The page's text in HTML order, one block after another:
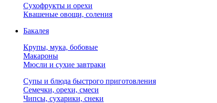
Сухофрукты и орехи
Квашеные овощи, соления
Бакалея
Крупы, мука, бобовые
Макароны
Мюсли и сухие завтраки
Супы и блюда быстрого приготовления
Семечки, орехи, смеси
Чипсы, сухарики, снеки